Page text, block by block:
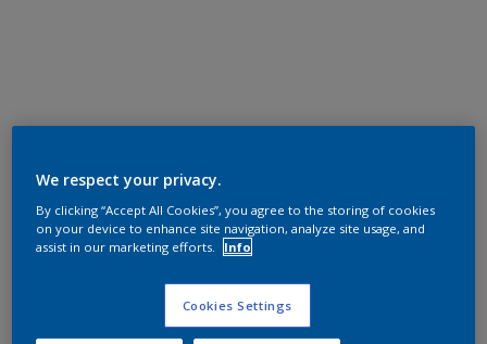
We respect your privacy.
By clicking “Accept All Cookies”, you agree to the storing of cookies
on your device to enhance site navigation, analyze site usage, and
assist in our marketing efforts.
Info
Cookies Settings